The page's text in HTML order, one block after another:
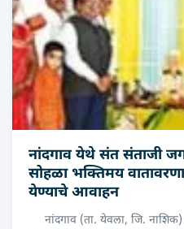
नांदगाव येथे संत संताजी
सोहळा भक्तिमय
येण्याचे आवाहन
नांदगाव (ता. येवला, जि. नाशिक)